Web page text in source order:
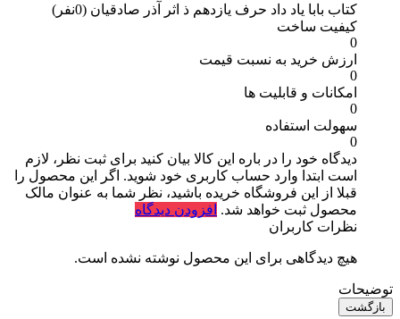
کتاب بابا یاد داد حرف یازدهم ذ اثر آذر صادقیان (0نفر)
کیفیت ساخت
0
ارزش خرید به نسبت قیمت
0
امکانات و قابلیت ها
0
سهولت استفاده
0
دیدگاه خود را در باره این کالا بیان کنید برای ثبت نظر، لازم
است ابتدا وارد حساب کاربری خود شوید. اگر این محصول را
قبلا از این فروشگاه خریده باشید، نظر شما به عنوان مالک
محصول ثبت خواهد شد. افزودن دیدگاه
نظرات کاربران
هیچ دیدگاهی برای این محصول نوشته نشده است.
توضیحات
بازگشت